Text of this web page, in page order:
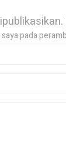
pada